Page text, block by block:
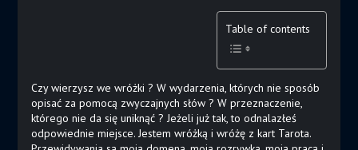
Table of contents
Czy wierzysz we wróżki ? W wydarzenia, których nie sposób
opisać za pomocą zwyczajnych słów ? W przeznaczenie,
którego nie da się uniknąć ? Jeżeli już tak, to odnalazłeś
odpowiednie miejsce. Jestem wróżką i wróżę z kart Tarota.